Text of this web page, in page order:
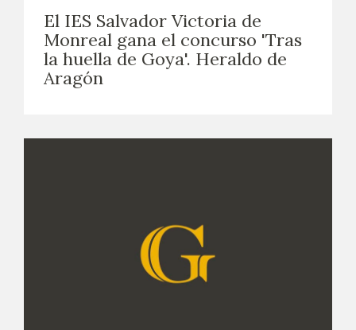
El IES Salvador Victoria de
Monreal gana el concurso 'Tras
la huella de Goya'. Heraldo de
Aragón